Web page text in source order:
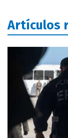
Artículos